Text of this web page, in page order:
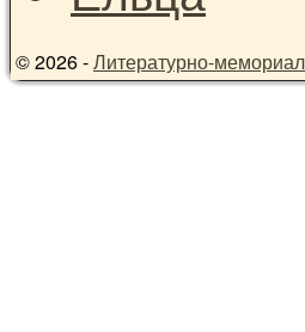
© 2026 -Литературно-